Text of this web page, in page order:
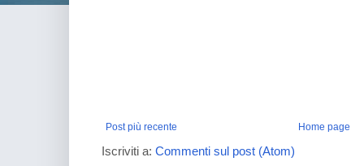
Post più recente Home page
Iscriviti a: Commenti sul post (Atom)